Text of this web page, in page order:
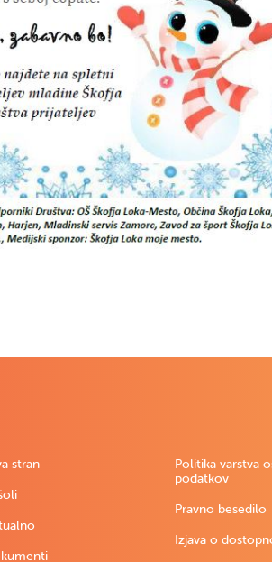
stran
Politika varstva
podatkov
Pravno besedilo
Izjava o